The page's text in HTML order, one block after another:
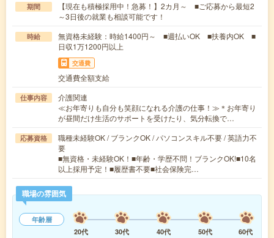
期間
【現在も積極採用中！急募！】2カ月～ ■ご応募から最短2
～3日後の就業も相談可能です！
時給
無資格未経験：時給1400円～ ■週払いOK ■扶養内OK ■
日収1万1200円以上
交通費
交通費全額支給
仕事内容
介護関連
≪お年寄りも自分も笑顔になれる介護の仕事！≫＊お年寄り
が昼間だけ生活のサポートを受けたり、気分転換で…
応募資格
職種未経験OK / ブランクOK / パソコンスキル不要 / 英語力不
要
■無資格・未経験OK！■年齢・学歴不問！ブランクOK!■10名
以上採用予定！■履歴書不要■社会保険完…
職場の雰囲気
年齢層
20代
30代 40代 50代
60代